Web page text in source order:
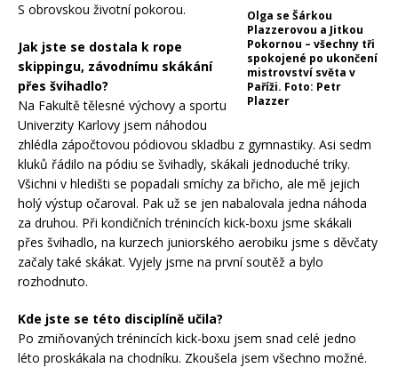
Olga se Šárkou
Plazzerovou a Jitkou
Pokornou – všechny tři
spokojené po ukončení
mistrovství světa v
Paříži. Foto: Petr
Plazzer
S obrovskou životní pokorou.
Jak jste se dostala k rope
skippingu, závodnímu skákání
přes švihadlo?
Na Fakultě tělesné výchovy a sportu
Univerzity Karlovy jsem náhodou
zhlédla zápočtovou pódiovou skladbu z gymnastiky. Asi sedm
kluků řádilo na pódiu se švihadly, skákali jednoduché triky.
Všichni v hledišti se popadali smíchy za břicho, ale mě jejich
holý výstup očaroval. Pak už se jen nabalovala jedna náhoda
za druhou. Při kondičních trénincích kick-boxu jsme skákali
přes švihadlo, na kurzech juniorského aerobiku jsme s děvčaty
začaly také skákat. Vyjely jsme na první soutěž a bylo
rozhodnuto.
Kde jste se této disciplíně učila?
Po zmiňovaných trénincích kick-boxu jsem snad celé jedno
léto proskákala na chodníku. Zkoušela jsem všechno možné.